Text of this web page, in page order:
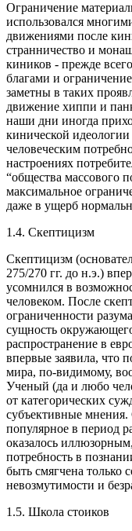
Ограничение
использовался
движениями после
странничество и
киников - прежде
благами и
заметны в таких
движение хиппи и
наши дни иногда
кинической
человеческим
настроениях
“общества массового
максимальное
даже в ущерб
1.4. Скептицизм
Скептицизм
275/270 гг. до н.э.)
усомнился в
человеком. После
ограниченности
сущность
распространение в
впервые заявила, что
мира, по-видимому,
Ученый (да и любо
от категорических
субъективные мнения.
популярное в период
оказалось
потребность в
быть смягчена только
невозмутимости и
1.5. Школа стоиков